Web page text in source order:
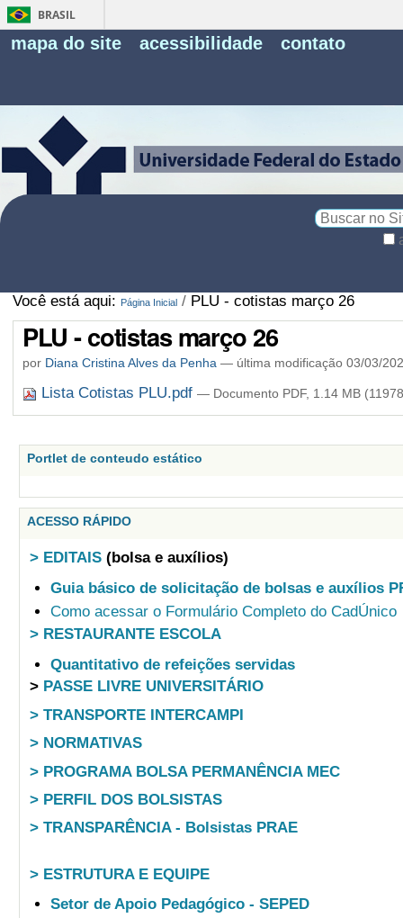
BRASIL
mapa do site acessibilidade contato
Você está aqui: Página Inicial / PLU - cotistas março 26
PLU - cotistas março 26
por Diana Cristina Alves da Penha— última modificação03/03/
Lista Cotistas PLU.pdf — Documento PDF, 1.14 MB
Portlet de conteudo estático
ACESSO RÁPIDO
> EDITAIS (bolsa e auxílios)
Guia básico de solicitação de bolsas e auxílios
Como acessar o Formulário Completo do CadÚnico
> RESTAURANTE ESCOLA
Quantitativo de refeições servidas
> PASSE LIVRE UNIVERSITÁRIO
> TRANSPORTE INTERCAMPI
> NORMATIVAS
> PROGRAMA BOLSA PERMANÊNCIA MEC
> PERFIL DOS BOLSISTAS
> TRANSPARÊNCIA - Bolsistas PRAE
> ESTRUTURA E EQUIPE
Setor de Apoio Pedagógico - SEPED